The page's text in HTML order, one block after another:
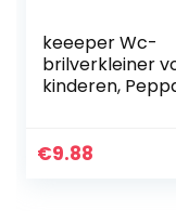
keeeper Wc-
brilverkleiner
kinderen,
antislip, Ewa, grijs
€9.88